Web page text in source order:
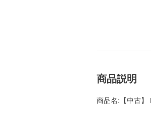
商品説明
商品名:【中古】